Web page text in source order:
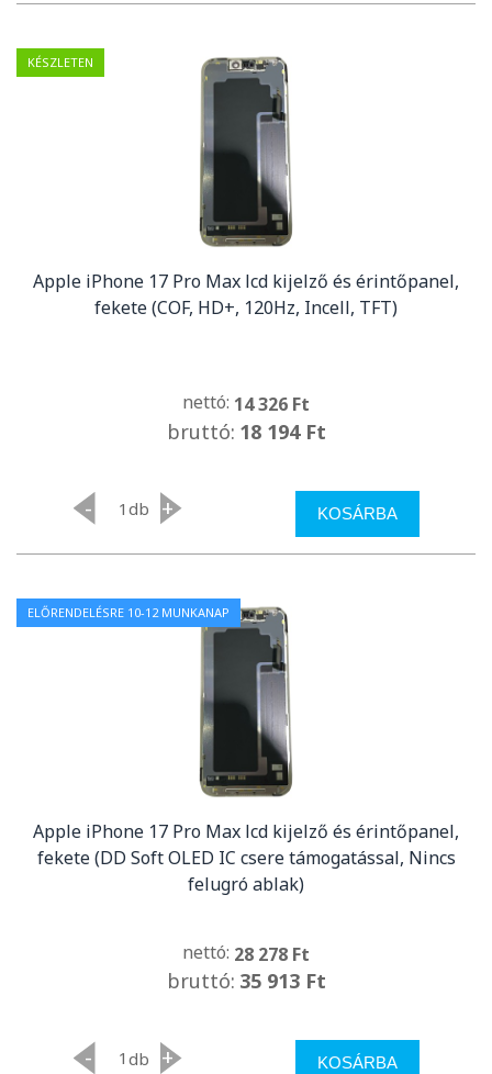
KÉSZLETEN
Apple iPhone 17 Pro Max lcd kijelző és érintőpanel,
fekete (COF, HD+, 120Hz, Incell, TFT)
nettó: 14 326 Ft
bruttó: 18 194 Ft
- db + KOSÁRBA
ELŐRENDELÉSRE 10-12 MUNKANAP
Apple iPhone 17 Pro Max lcd kijelző és érintőpanel,
fekete (DD Soft OLED IC csere támogatással, Nincs
felugró ablak)
nettó: 28 278 Ft
bruttó: 35 913 Ft
- db + KOSÁRBA